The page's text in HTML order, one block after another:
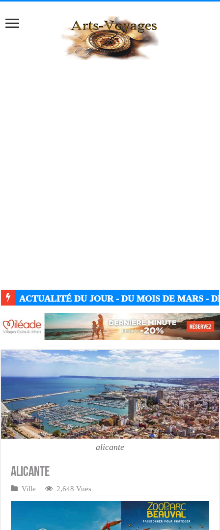
ACTUALITÉ DU JOUR - DU MOIS DE MARS -
alicante
Alicante
Ville 2,648 Vues